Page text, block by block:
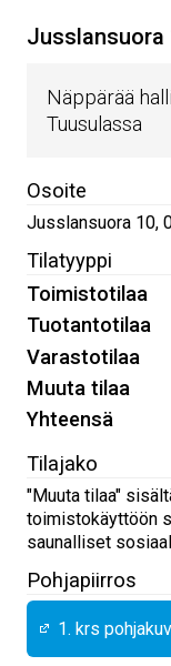
Jusslansuora
Näppärää
Tuusulassa
Osoite
Jusslansuora 10,
Tilatyyppi
Toimistotilaa
Tuotantotilaa
Varastotilaa
Muuta tilaa
Yhteensä
Tilajako
"Muuta tilaa"
toimistokäyttöön
saunalliset
Pohjapiirros
1. krs